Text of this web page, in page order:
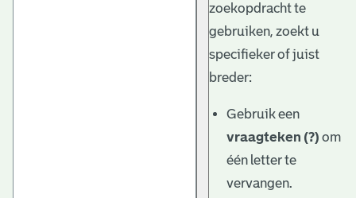
zoekopdracht te
gebruiken, zoekt u
specifieker of juist
breder:
Gebruik een
vraagteken (?) om
één letter te
vervangen.